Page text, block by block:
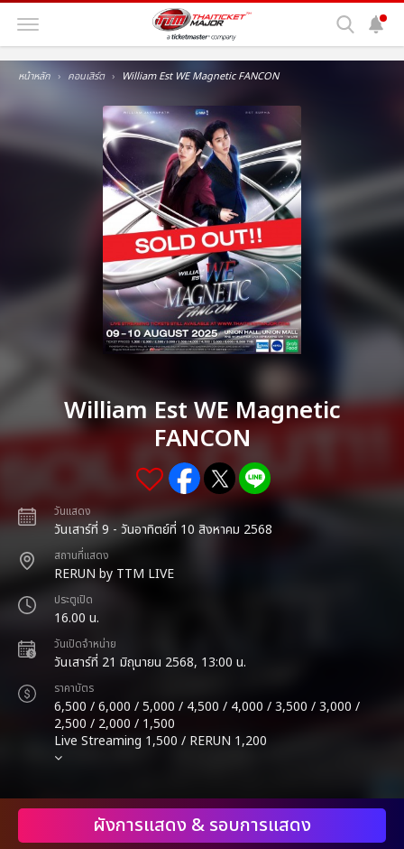
หน้าหลัก คอนเสิร์ต William Est WE Magnetic FANCON
William Est WE Magnetic
FANCON
วันแสดง
วันเสาร์ที่ 9 - วันอาทิตย์ที่ 10 สิงหาคม 2568
สถานที่แสดง
RERUN by TTM LIVE
ประตูเปิด
16.00 น.
วันเปิดจำหน่าย
วันเสาร์ที่ 21 มิถุนายน 2568, 13:00 น.
ราคาบัตร
6,500 / 6,000 / 5,000 / 4,500 / 4,000 / 3,500 / 3,000 /
2,500 / 2,000 / 1,500
Live Streaming 1,500 / RERUN 1,200
ผังการแสดง & รอบการแสดง